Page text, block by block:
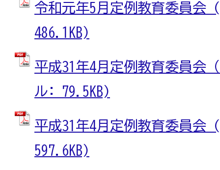
令和元年5月定例教育委員会
486.1KB)
平成31年4月定例教育委員会
ル: 79.5KB)
平成31年4月定例教育委員会
597.6KB)